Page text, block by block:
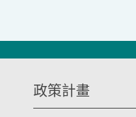
政策計畫